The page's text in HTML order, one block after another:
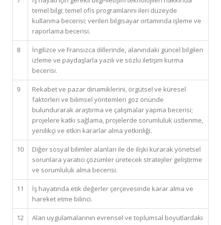
temel bilgi; temel ofis programlarını ileri düzeyde
kullanma becerisi; verileri bilgisayar ortamında işleme ve
raporlama becerisi.
8
İngilizce ve Fransızca dillerinde, alanındaki güncel bilgileri
izleme ve paydaşlarla yazılı ve sözlü iletişim kurma
becerisi.
9
Rekabet ve pazar dinamiklerini, örgütsel ve küresel
faktörleri ve bilimsel yöntemleri göz önünde
bulundurarak araştırma ve çalışmalar yapma becerisi;
projelere katkı sağlama, projelerde sorumluluk üstlenme,
yenilikçi ve etkin kararlar alma yetkinliği.
10
Diğer sosyal bilimler alanları ile de ilişki kurarak yönetsel
sorunlara yaratıcı çözümler üretecek stratejiler geliştirme
ve sorumluluk alma becerisi.
11
İş hayatında etik değerler çerçevesinde karar alma ve
hareket etme bilinci.
12
Alan uygulamalarının evrensel ve toplumsal boyutlardaki